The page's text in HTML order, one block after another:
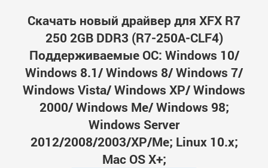
Скачать новый драйвер для XFX R7
250 2GB DDR3 (R7-250A-CLF4)
Поддерживаемые ОС: Windows 10/
Windows 8.1/ Windows 8/ Windows 7/
Windows Vista/ Windows XP/ Windows
2000/ Windows Me/ Windows 98;
Windows Server
2012/2008/2003/XP/Me; Linux 10.x;
Mac OS X+;